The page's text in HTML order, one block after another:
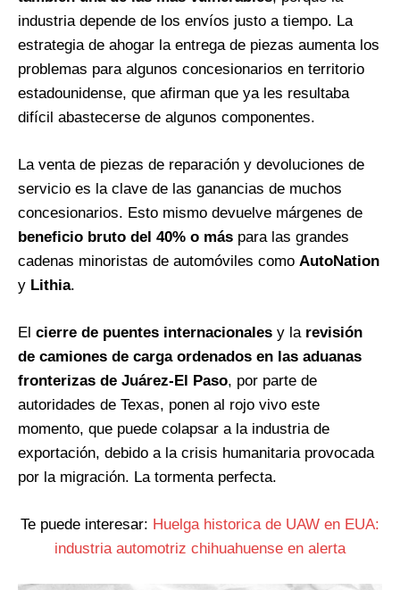
industria depende de los envíos justo a tiempo. La
estrategia de ahogar la entrega de piezas aumenta los
problemas para algunos concesionarios en territorio
estadounidense, que afirman que ya les resultaba
difícil abastecerse de algunos componentes.
La venta de piezas de reparación y devoluciones de
servicio es la clave de las ganancias de muchos
concesionarios. Esto mismo devuelve márgenes de
beneficio bruto del 40% o más para las grandes
cadenas minoristas de automóviles como AutoNation
y Lithia.
El cierre de puentes internacionales y la revisión
de camiones de carga ordenados en las aduanas
fronterizas de Juárez-El Paso, por parte de
autoridades de Texas, ponen al rojo vivo este
momento, que puede colapsar a la industria de
exportación, debido a la crisis humanitaria provocada
por la migración. La tormenta perfecta.
Te puede interesar: Huelga historica de UAW en EUA:
industria automotriz chihuahuense en alerta